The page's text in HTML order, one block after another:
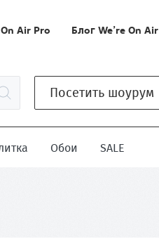
Air Pro Блог We’re On Air
Посетить шоурум
Обои SALE